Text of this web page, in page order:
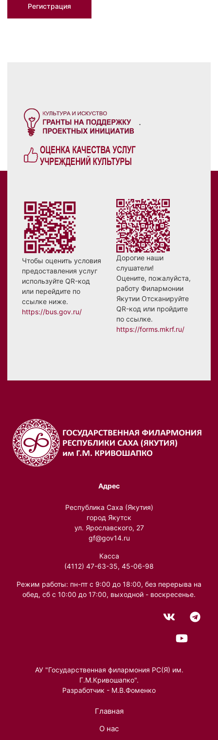
.
Чтобы оценить условия
предоставления услуг
используйте QR-код
или перейдите по
ссылке ниже.
https://bus.gov.ru/
Дорогие наши
слушатели!
Оцените, пожалуйста,
работу Филармонии
Якутии Отсканируйте
QR-код или пройдите
по ссылке.
https://forms.mkrf.ru/
Адрес
Республика Саха (Якутия)
город Якутск
ул. Ярославского, 27
gf@gov14.ru
Касса
(4112) 47-63-35, 45-06-98
Режим работы: пн-пт с 9:00 до 18:00, без перерыва на
обед, сб с 10:00 до 17:00, выходной - воскресенье.
АУ "Государственная филармония РС(Я) им.
Г.М.Кривошапко".
Разработчик - М.В.Фоменко
Главная
О нас